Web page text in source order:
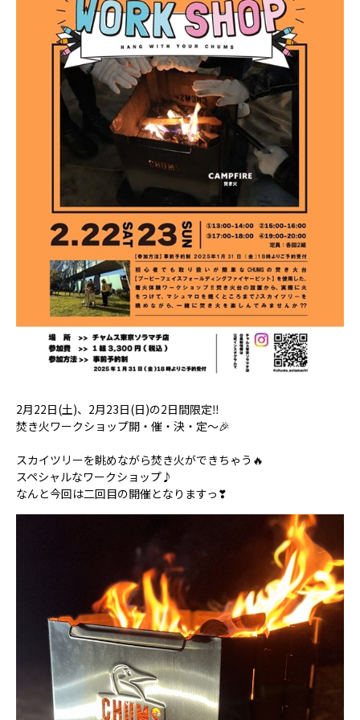
2月22日(土)、2月23日(日)の2日間限定‼
焚き火ワークショップ開・催・決・定～🎉
スカイツリーを眺めながら焚き火ができちゃう🔥
スペシャルなワークショップ♪
なんと今回は二回目の開催となりますっ❣